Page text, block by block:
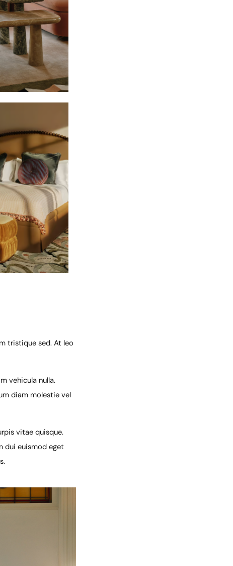
tristique sed. At leo
vehicula nulla.
diam molestie vel
vitae quisque.
dui euismod eget